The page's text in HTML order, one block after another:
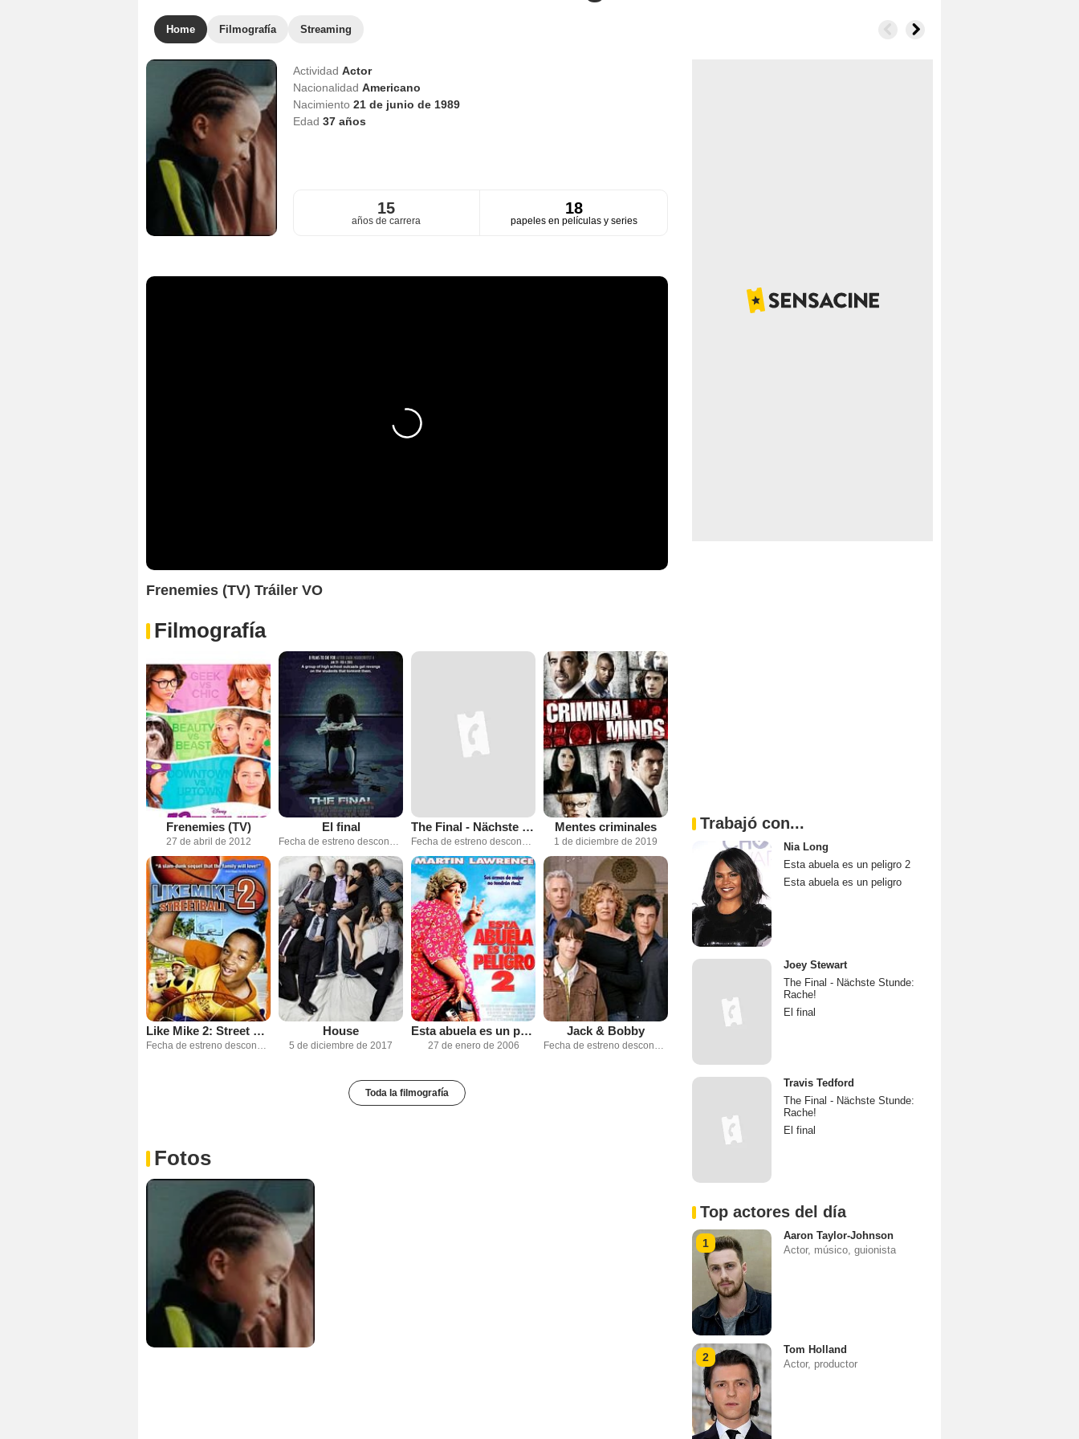
Home Filmografía Streaming
Actividad Actor
Nacionalidad Americano
Nacimiento 21 de junio de 1989
Edad 37años
15
años de carrera
18
papeles en películas y series
Frenemies (TV) Tráiler VO
Filmografía
Frenemies (TV)
27 de abril de 2012
El final The Final - Nächste Stunde: Rache! Mentes criminales
1 de diciembre de 2019
Like Mike 2: Street Ball
Fecha de estreno desconocida
House
5 de diciembre de 2017
Esta abuela es un peligro 2
27 de enero de 2006
Jack & Bobby
Fecha de estreno desconocida
Toda la filmografía
Fotos
Trabajó con...
Nia Long
Esta abuela es un peligro 2
Esta abuela es un peligro
Joey Stewart
The Final - Nächste Stunde:
Rache!
El final
Travis Tedford
The Final - Nächste Stunde:
Rache!
El final
Top actores del día
1
Aaron Taylor-Johnson
Actor, músico, guionista
2
Tom Holland
Actor, productor